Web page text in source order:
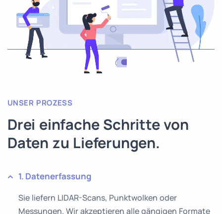
UNSER PROZESS
Drei einfache Schritte von
Daten zu Lieferungen.
1. Datenerfassung
Sie liefern LIDAR-Scans, Punktwolken oder
Messungen. Wir akzeptieren alle gängigen Formate